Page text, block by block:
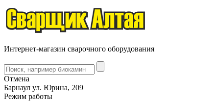
Интернет-магазин сварочного оборудования
Отмена
Барнаул ул. Юрина, 209
Режим работы